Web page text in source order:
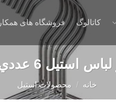
کاتالوگ فروشگاه های همکار
استیل 6 عددي 201070
خانه / محصولات استیل